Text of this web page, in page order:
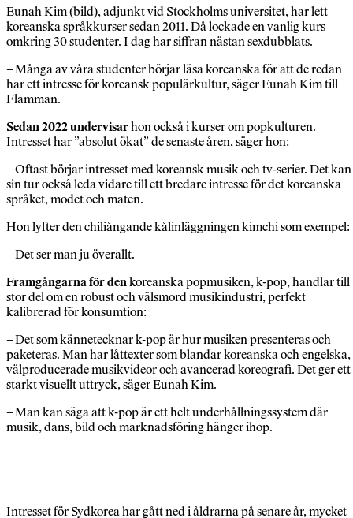
Eunah Kim (bild), adjunkt vid Stockholms universitet, har lett
koreanska språkkurser sedan 2011. Då lockade en vanlig kurs
omkring 30 studenter. I dag har siffran nästan sexdubblats.
– Många av våra studenter börjar läsa koreanska för att de redan
har ett intresse för koreansk populärkultur, säger Eunah Kim till
Flamman.
Sedan 2022 undervisarhon också i kurser om popkulturen.
Intresset har ”absolut ökat” de senaste åren, säger hon:
– Oftast börjar intresset med koreansk musik och tv-serier. Det
sin tur också leda vidare till ett bredare intresse för det koreanska
språket, modet och maten.
Hon lyfter den chiliångande kålinläggningen kimchi som exempel:
– Det ser man ju överallt.
Framgångarna för denkoreanska popmusiken, k-pop, handlar till
stor del om en robust och välsmord musikindustri, perfekt
kalibrerad för konsumtion:
– Det som kännetecknar k-pop är hur musiken presenteras och
paketeras. Man har låttexter som blandar koreanska och engelska,
välproducerade musikvideor och avancerad koreografi. Det ger ett
starkt visuellt uttryck, säger Eunah Kim.
– Man kan säga att k-pop är ett helt underhållningssystem där
musik, dans, bild och marknadsföring hänger ihop.
Intresset för Sydkorea har gått ned i åldrarna på senare år, mycket